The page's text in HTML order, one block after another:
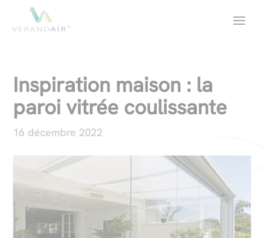
Inspiration maison : la
paroi vitrée coulissante
16 décembre 2022